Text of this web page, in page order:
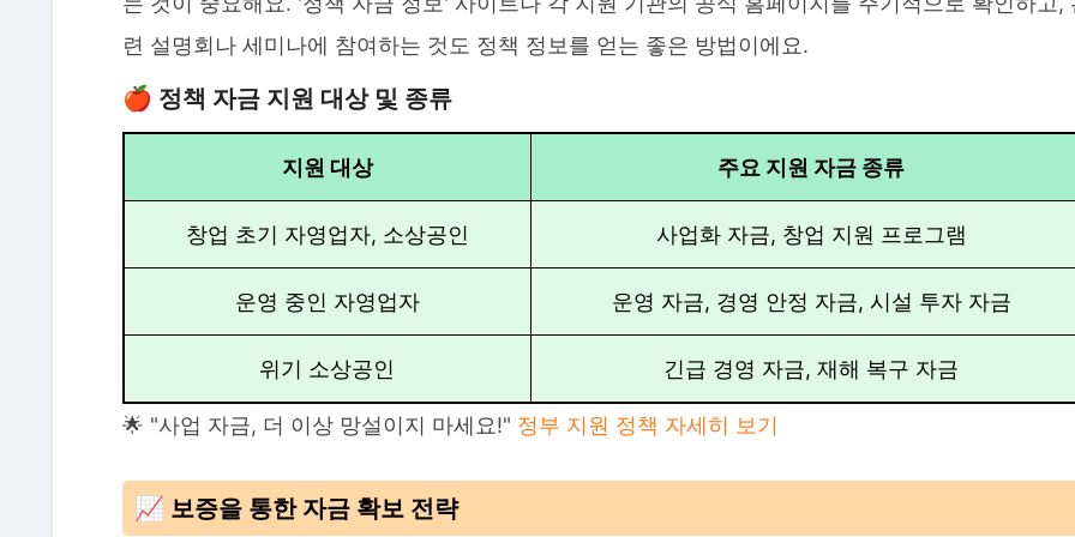
련 설명회나 세미나에 참여하는 것도 정책 정보를 얻는 좋은 방법이에요.
🍎 정책 자금 지원 대상 및 종류
지원 대상 주요 지원 자금 종류
창업 초기 자영업자, 소상공인 사업화 자금, 창업 지원 프로그램
운영 중인 자영업자 운영 자금, 경영 안정 자금, 시설 투자 자금
위기 소상공인 긴급 경영 자금, 재해 복구 자금
🌟 "사업 자금, 더 이상 망설이지 마세요!" 정부 지원 정책 자세히 보기
📈 보증을 통한 자금 확보 전략